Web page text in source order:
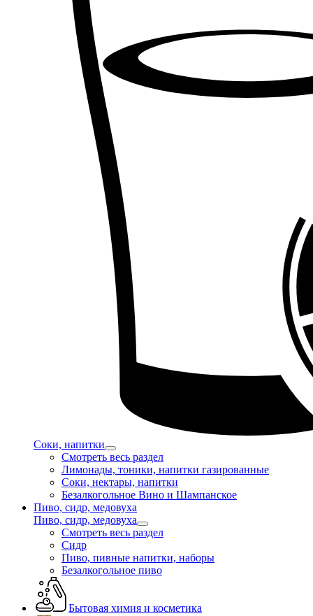
Соки, напитки
Смотреть весь раздел
Лимонады, тоники, напитки газированные
Соки, нектары, напитки
Безалкогольное Вино и Шампанское
Пиво, сидр, медовуха
Пиво, сидр, медовуха
Смотреть весь раздел
Сидр
Пиво, пивные напитки, наборы
Безалкогольное пиво
Бытовая химия и косметика